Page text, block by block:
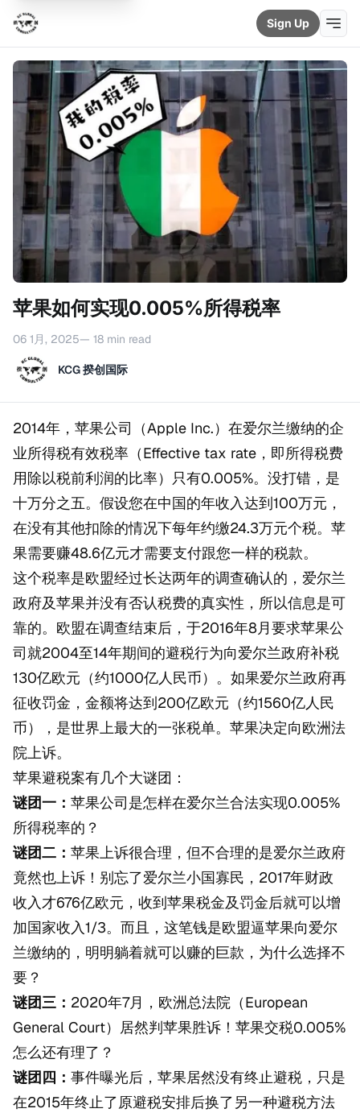
Sign Up
苹果如何实现0.005%所得税率
06 1月, 2025— 18 min read
KCG 揆创国际
2014年，苹果公司（Apple Inc.）在爱尔兰缴纳的企
业所得税有效税率（Effective tax rate，即所得税费
用除以税前利润的比率）只有0.005%。没打错，是
十万分之五。假设您在中国的年收入达到100万元，
在没有其他扣除的情况下每年约缴24.3万元个税。苹
果需要赚48.6亿元才需要支付跟您一样的税款。
这个税率是欧盟经过长达两年的调查确认的，爱尔兰
政府及苹果并没有否认税费的真实性，所以信息是可
靠的。欧盟在调查结束后，于2016年8月要求苹果公
司就2004至14年期间的避税行为向爱尔兰政府补税
130亿欧元（约1000亿人民币）。如果爱尔兰政府再
征收罚金，金额将达到200亿欧元（约1560亿人民
币），是世界上最大的一张税单。苹果决定向欧洲法
院上诉。
苹果避税案有几个大谜团：
谜团一： 苹果公司是怎样在爱尔兰合法实现0.005%
所得税率的？
谜团二： 苹果上诉很合理，但不合理的是爱尔兰政府
竟然也上诉！别忘了爱尔兰小国寡民，2017年财政
收入才676亿欧元，收到苹果税金及罚金后就可以增
加国家收入1/3。而且，这笔钱是欧盟逼苹果向爱尔
兰缴纳的，明明躺着就可以赚的巨款，为什么选择不
要？
谜团三： 2020年7月，欧洲总法院（European
General Court）居然判苹果胜诉！苹果交税0.005%
怎么还有理了？
谜团四： 事件曝光后，苹果居然没有终止避税，只是
在2015年终止了原避税安排后换了另一种避税方法